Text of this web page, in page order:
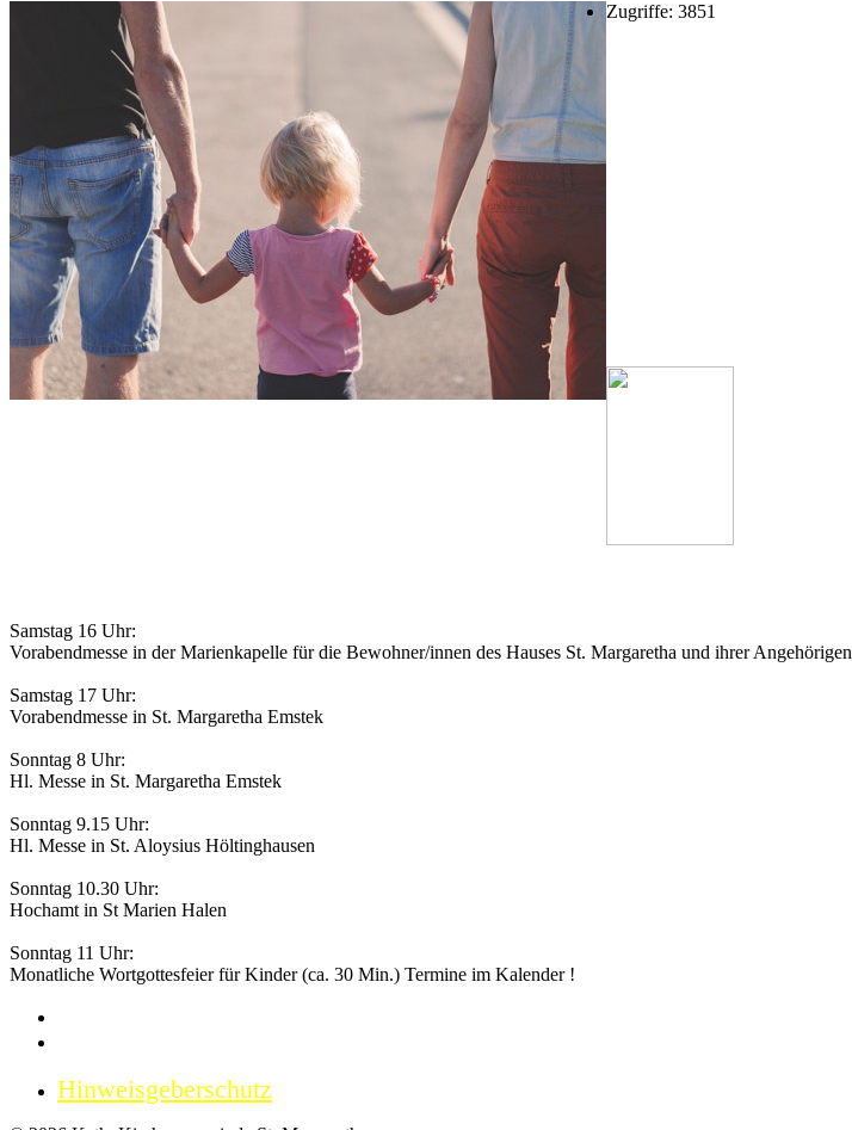
Zugriffe: 3851
Samstag 16 Uhr:
Vorabendmesse in der Marienkapelle für die Bewohner/innen des Hauses St. Margaretha und ihrer Angehörigen
Samstag 17 Uhr:
Vorabendmesse in St. Margaretha Emstek
Sonntag 8 Uhr:
Hl. Messe in St. Margaretha Emstek
Sonntag 9.15 Uhr:
Hl. Messe in St. Aloysius Höltinghausen
Sonntag 10.30 Uhr:
Hochamt in St Marien Halen
Sonntag 11 Uhr:
Monatliche Wortgottesfeier für Kinder (ca. 30 Min.) Termine im Kalender !
Hinweisgeberschutz